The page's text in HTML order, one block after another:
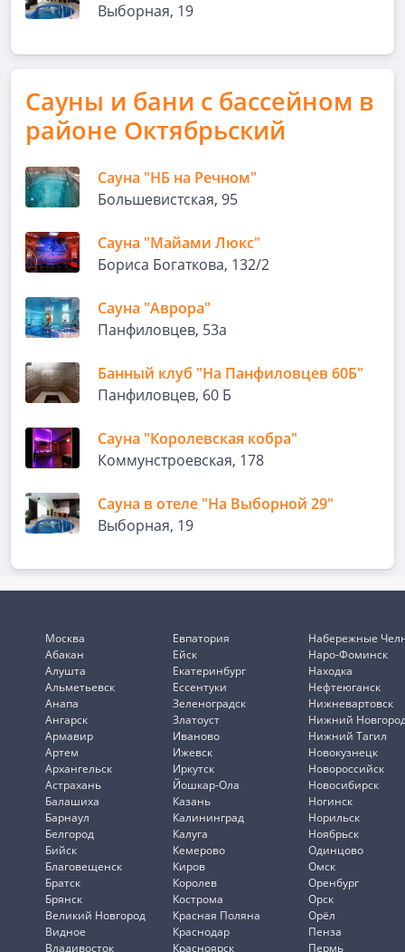
Выборная, 19
Сауны и бани с бассейном в
районе Октябрьский
Сауна "НБ на Речном"
Большевистская, 95
Сауна "Майами Люкс"
Бориса Богаткова, 132/2
Сауна "Аврора"
Панфиловцев, 53а
Банный клуб "На Панфиловцев 60Б"
Панфиловцев, 60 Б
Сауна "Королевская кобра"
Коммунстроевская, 178
Сауна в отеле "На Выборной 29"
Выборная, 19
Москва
Абакан
Алушта
Альметьевск
Анапа
Ангарск
Армавир
Артем
Архангельск
Астрахань
Балашиха
Барнаул
Белгород
Бийск
Благовещенск
Братск
Брянск
Великий Новгород
Видное
Владивосток
Евпатория
Ейск
Екатеринбург
Ессентуки
Зеленоградск
Златоуст
Иваново
Ижевск
Иркутск
Йошкар-Ола
Казань
Калининград
Калуга
Кемерово
Киров
Королев
Кострома
Красная Поляна
Краснодар
Красноярск
Набережные
Наро-Фоминск
Находка
Нефтеюганск
Нижневартовск
Нижний
Нижний Тагил
Новокузнецк
Новороссийск
Новосибирск
Ногинск
Норильск
Ноябрьск
Одинцово
Омск
Оренбург
Орск
Орёл
Пенза
Пермь